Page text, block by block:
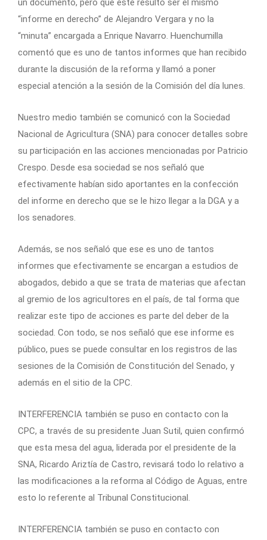
un documento, pero que este resultó ser el mismo
“informe en derecho” de Alejandro Vergara y no la
“minuta” encargada a Enrique Navarro. Huenchumilla
comentó que es uno de tantos informes que han recibido
durante la discusión de la reforma y llamó a poner
especial atención a la sesión de la Comisión del día lunes.
Nuestro medio también se comunicó con la Sociedad
Nacional de Agricultura (SNA) para conocer detalles sobre
su participación en las acciones mencionadas por Patricio
Crespo. Desde esa sociedad se nos señaló que
efectivamente habían sido aportantes en la confección
del informe en derecho que se le hizo llegar a la DGA y a
los senadores.
Además, se nos señaló que ese es uno de tantos
informes que efectivamente se encargan a estudios de
abogados, debido a que se trata de materias que afectan
al gremio de los agricultores en el país, de tal forma que
realizar este tipo de acciones es parte del deber de la
sociedad. Con todo, se nos señaló que ese informe es
público, pues se puede consultar en los registros de las
sesiones de la Comisión de Constitución del Senado, y
además en el sitio de la CPC.
INTERFERENCIA también se puso en contacto con la
CPC, a través de su presidente Juan Sutil, quien confirmó
que esta mesa del agua, liderada por el presidente de la
SNA, Ricardo Ariztía de Castro, revisará todo lo relativo a
las modificaciones a la reforma al Código de Aguas, entre
esto lo referente al Tribunal Constitucional.
INTERFERENCIA también se puso en contacto con